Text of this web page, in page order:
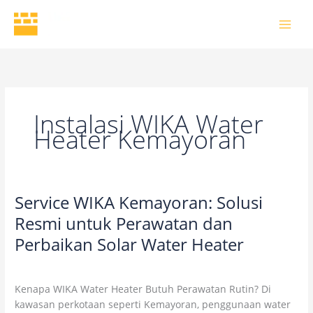
content
Instalasi WIKA Water
Heater Kemayoran
Service WIKA Kemayoran: Solusi
Resmi untuk Perawatan dan
Perbaikan Solar Water Heater
Kenapa WIKA Water Heater Butuh Perawatan Rutin? Di
kawasan perkotaan seperti Kemayoran, penggunaan water
Service
Kemayoran:
Solusi
Perawatan
dan